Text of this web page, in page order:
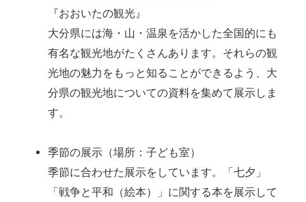
『おおいたの観光』
大分県には海・山・温泉を活かした全国的にも
有名な観光地がたくさんあります。それらの観
光地の魅力をもっと知ることができるよう、大
分県の観光地についての資料を集めて展示しま
す。
季節の展示（場所：子ども室）
季節に合わせた展示をしています。「七夕」
「戦争と平和（絵本）」に関する本を展示して